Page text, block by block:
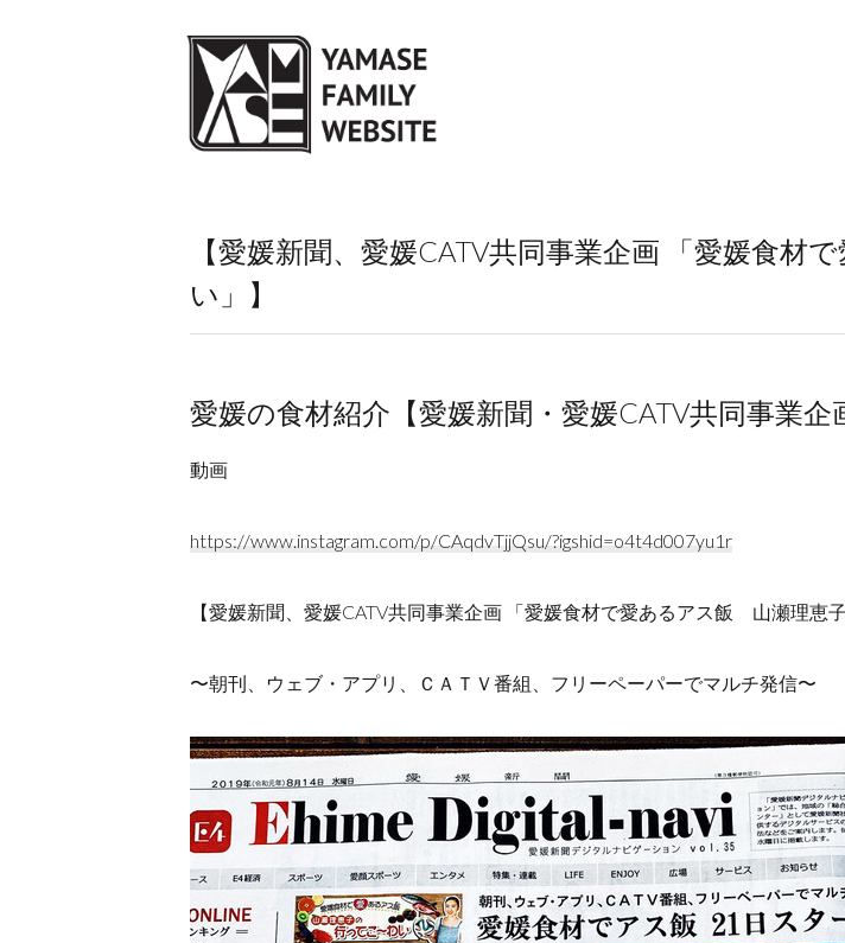
【愛媛新聞、愛媛CATV共同事業企画 「愛媛食
い」】
愛媛の食材紹介【愛媛新聞・愛媛CATV共同事業企
動画
https://www.instagram.com/p/CAqdvTjjQsu/?igshid=o4t4d007yu1r
【愛媛新聞、愛媛CATV共同事業企画 「愛媛食材で愛あるアス飯 山瀬理恵
〜朝刊、ウェブ・アプリ、ＣＡＴＶ番組、フリーペーパーでマルチ発信〜